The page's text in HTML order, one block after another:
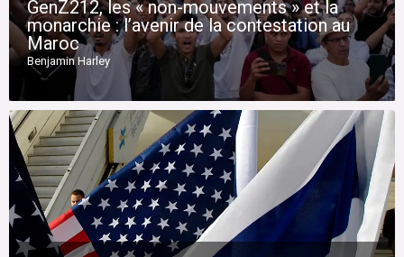
GenZ212, les « non-mouvements » et la
monarchie : l’avenir de la contestation au
Maroc
Benjamin Harley